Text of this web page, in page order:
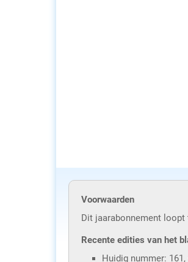
Voorwaarden
Dit jaarabonnement loopt
Recente edities van het
Huidig nummer: